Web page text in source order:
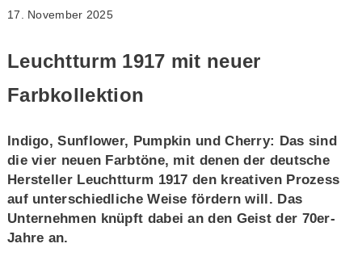
17. November 2025
Leuchtturm 1917 mit neuer
Farbkollektion
Indigo, Sunflower, Pumpkin und Cherry: Das sind
die vier neuen Farbtöne, mit denen der deutsche
Hersteller Leuchtturm 1917 den kreativen Prozess
auf unterschiedliche Weise fördern will. Das
Unternehmen knüpft dabei an den Geist der 70er-
Jahre an.